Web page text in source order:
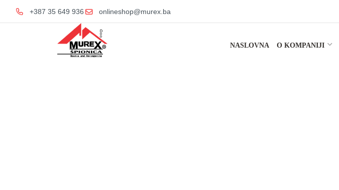
+387 35 649 936 onlineshop@murex.ba
NASLOVNA O KOMPANIJI